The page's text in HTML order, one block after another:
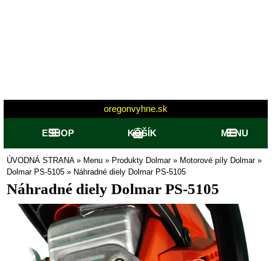
oregonvyhne.sk
ESHOP KOŠÍK MENU
ÚVODNÁ STRANA» Menu » Produkty Dolmar» Motorové píly Dolmar»
Dolmar PS-5105 » Náhradné diely Dolmar PS-5105
Náhradné diely Dolmar PS-5105